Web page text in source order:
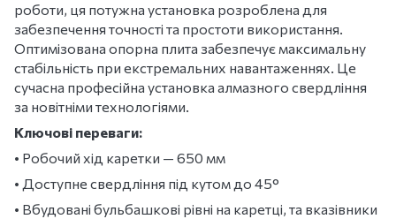
роботи, ця потужна установка розроблена для
забезпечення точності та простоти використання.
Оптимізована опорна плита забезпечує максимальну
стабільність при екстремальних навантаженнях. Це
сучасна професійна установка алмазного свердління
за новітніми технологіями.
Ключові переваги:
• Робочий хід каретки — 650 мм
• Доступне свердління під кутом до 45°
• Вбудовані бульбашкові рівні на каретці, та вказівники